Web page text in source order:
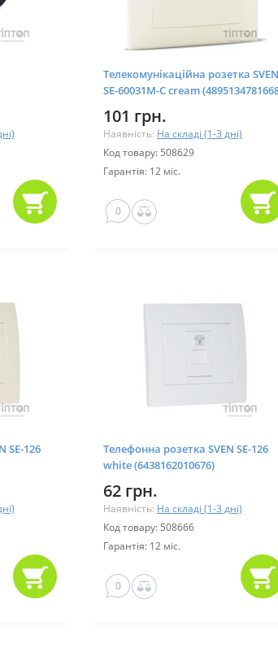
Телекомунікаційна розетка SVEN
SE-60031M-C cream
101 грн.
Наявність: На складі (1-3 дні)
Код товару: 508629
Гарантія: 12 міс.
0
SE-126
Телефонна розетка SVEN SE-126
white (6438162010676)
62 грн.
Наявність: На складі (1-3 дні)
Код товару: 508666
Гарантія: 12 міс.
0